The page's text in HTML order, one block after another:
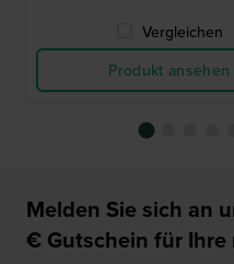
Vergleichen
Produkt ansehen
Melden Sie sich an
€ Gutschein für Ihre